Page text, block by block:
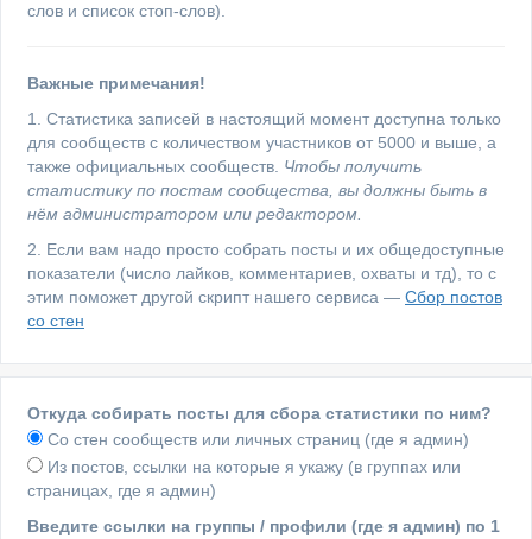
слов и список стоп-слов).
Важные примечания!
1. Статистика записей в настоящий момент доступна только
для сообществ с количеством участников от 5000 и выше, а
также официальных сообществ. Чтобы получить
статистику по постам сообщества, вы должны быть в
нём администратором или редактором.
2. Если вам надо просто собрать посты и их общедоступные
показатели (число лайков, комментариев, охваты и тд), то с
этим поможет другой скрипт нашего сервиса — Сбор постов
со стен
Откуда собирать посты для сбора статистики по ним?
Со стен сообществ или личных страниц (где я админ)
Из постов, ссылки на которые я укажу (в группах или
страницах, где я админ)
Введите ссылки на группы / профили (где я админ) по 1